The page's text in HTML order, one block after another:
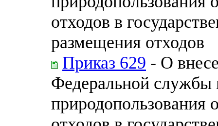
отходов в
размещения отходов
Приказ 629 - О
Федеральной службы
природопользования